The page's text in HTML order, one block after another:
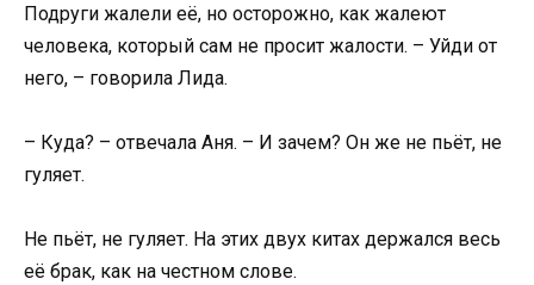
Подруги жалели её, но осторожно, как жалеют
человека, который сам не просит жалости. – Уйди от
него, – говорила Лида.
– Куда? – отвечала Аня. – И зачем? Он же не пьёт, не
гуляет.
Не пьёт, не гуляет. На этих двух китах держался весь
её брак, как на честном слове.